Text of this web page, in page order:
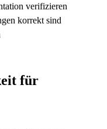
verifizieren
korrekt sind
für